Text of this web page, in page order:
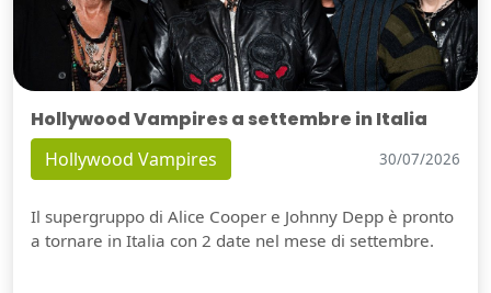
Hollywood Vampires a settembre in Italia
Hollywood Vampires 30/07/2026
Il supergruppo di Alice Cooper e Johnny Depp è pronto
a tornare in Italia con 2 date nel mese di settembre.